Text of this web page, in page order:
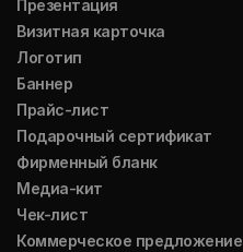
Презентация
Визитная карточка
Логотип
Баннер
Прайс-лист
Подарочный сертификат
Фирменный бланк
Медиа-кит
Чек-лист
Коммерческое предложение